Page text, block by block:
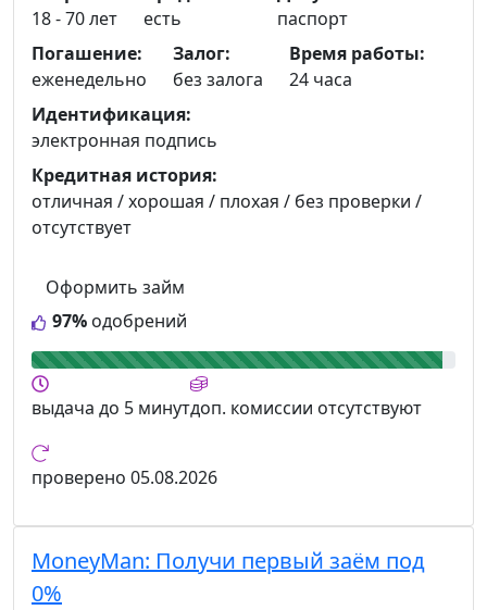
97% одобрений
Оформить займ
18 - 70 лет
есть
паспорт
Погашение:
еженедельно
Залог:
без залога
Время работы:
24 часа
Идентификация:
электронная подпись
Кредитная история:
отличная / хорошая / плохая / без проверки /
отсутствует
выдача до 5 минутдоп. комиссии отсутствуют
проверено 05.08.2026
MoneyMan: Получи первый заём под
0%